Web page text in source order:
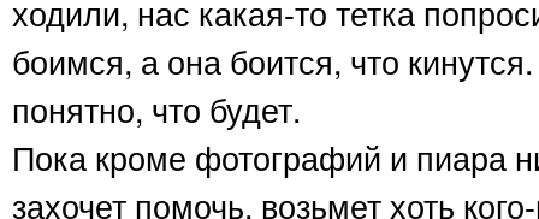
ходили, нас какая-то тетка
боимся, а она боится, что
понятно, что будет.
Пока кроме фотографий и пиара
захочет помочь, возьмет хоть